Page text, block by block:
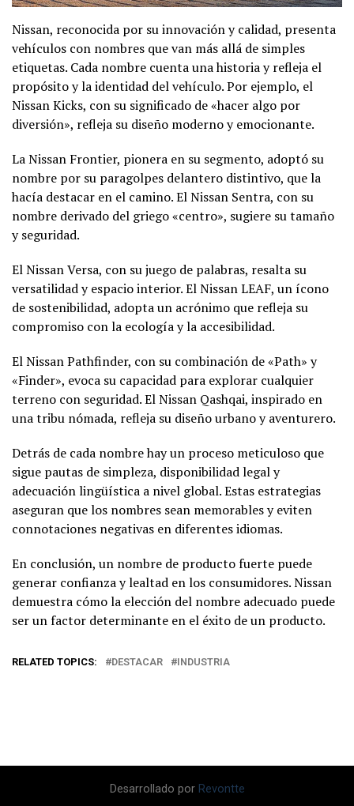
Nissan, reconocida por su innovación y calidad, presenta
vehículos con nombres que van más allá de simples
etiquetas. Cada nombre cuenta una historia y refleja el
propósito y la identidad del vehículo. Por ejemplo, el
Nissan Kicks, con su significado de «hacer algo por
diversión», refleja su diseño moderno y emocionante.
La Nissan Frontier, pionera en su segmento, adoptó su
nombre por su paragolpes delantero distintivo, que la
hacía destacar en el camino. El Nissan Sentra, con su
nombre derivado del griego «centro», sugiere su tamaño
y seguridad.
El Nissan Versa, con su juego de palabras, resalta su
versatilidad y espacio interior. El Nissan LEAF, un ícono
de sostenibilidad, adopta un acrónimo que refleja su
compromiso con la ecología y la accesibilidad.
El Nissan Pathfinder, con su combinación de «Path» y
«Finder», evoca su capacidad para explorar cualquier
terreno con seguridad. El Nissan Qashqai, inspirado en
una tribu nómada, refleja su diseño urbano y aventurero.
Detrás de cada nombre hay un proceso meticuloso que
sigue pautas de simpleza, disponibilidad legal y
adecuación lingüística a nivel global. Estas estrategias
aseguran que los nombres sean memorables y eviten
connotaciones negativas en diferentes idiomas.
En conclusión, un nombre de producto fuerte puede
generar confianza y lealtad en los consumidores. Nissan
demuestra cómo la elección del nombre adecuado puede
ser un factor determinante en el éxito de un producto.
RELATED TOPICS: DESTACAR INDUSTRIA
Desarrollado por Revontte